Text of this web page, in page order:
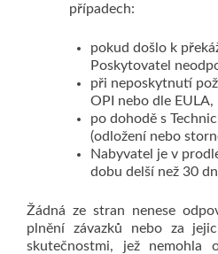
případech:
pokud došlo k
Poskytovatel
při neposkytnutí
OPI nebo dle EULA,
po dohodě s
(odložení nebo
Nabyvatel je v
dobu delší než 30
Žádná ze stran nenese
plnění závazků nebo za
skutečnostmi, jež nemohla